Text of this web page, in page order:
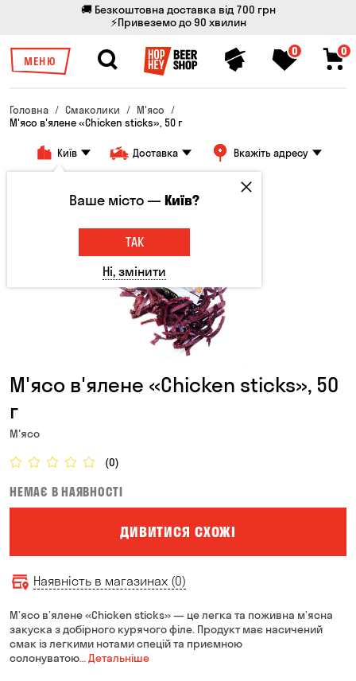
🚚 Безкоштовна доставка від 700 грн
⚡Привеземо до 90 хвилин
МЕНЮ
0 0
Головна Смаколики
М'ясо
М'ясо в'ялене «Chicken sticks», 50 г
Київ Доставка Вкажіть адресу
М'ясо в'ялене «Chicken sticks», 50
г
М'ясо
(0)
НЕМАЄ В НАЯВНОСТІ
ДИВИТИСЯ СХОЖІ
Наявність в магазинах (0)
М’ясо в’ялене «Chicken sticks» — це легка та поживна м’ясна
закуска з добірного курячого філе. Продукт має насичений
смак із легкими нотами спецій та приємною
солонуватою… Детальніше
Ваше місто —Київ?
ТАК
Ні, змінити